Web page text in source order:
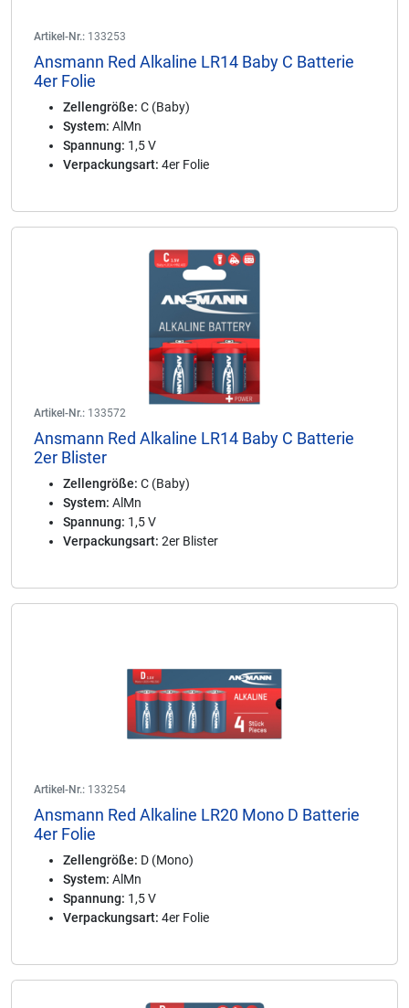
Artikel-Nr.: 133253
Ansmann Red Alkaline LR14 Baby C Batterie
4er Folie
Zellengröße: C (Baby)
System: AlMn
Spannung: 1,5 V
Verpackungsart: 4er Folie
Artikel-Nr.: 133572
Ansmann Red Alkaline LR14 Baby C Batterie
2er Blister
Zellengröße: C (Baby)
System: AlMn
Spannung: 1,5 V
Verpackungsart: 2er Blister
Artikel-Nr.: 133254
Ansmann Red Alkaline LR20 Mono D Batterie
4er Folie
Zellengröße: D (Mono)
System: AlMn
Spannung: 1,5 V
Verpackungsart: 4er Folie